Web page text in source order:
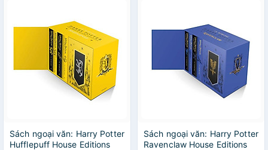
Sách ngoại văn: Harry Potter
Hufflepuff House Editions
Sách ngoại văn: Harry Potter
Ravenclaw House Editions